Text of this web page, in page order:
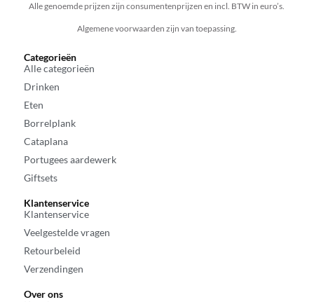
Alle genoemde prijzen zijn consumentenprijzen en incl. BTW in euro’s.
Algemene voorwaarden zijn van toepassing.
Categorieën
Alle categorieën
Drinken
Eten
Borrelplank
Cataplana
Portugees aardewerk
Giftsets
Klantenservice
Klantenservice
Veelgestelde vragen
Retourbeleid
Verzendingen
Over ons